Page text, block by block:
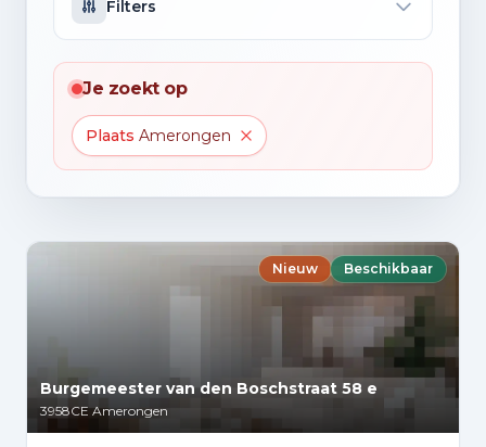
Filters
Je zoekt op
Plaats Amerongen
Nieuw Beschikbaar
Burgemeester van den Boschstraat 58 e
3958CE Amerongen